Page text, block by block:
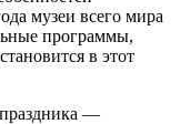
музеи всего мира
программы,
в этот
—